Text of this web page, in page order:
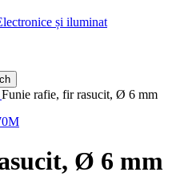
și iluminat
Funie rafie, fir rasucit, Ø 6 mm
Ø 6 mm